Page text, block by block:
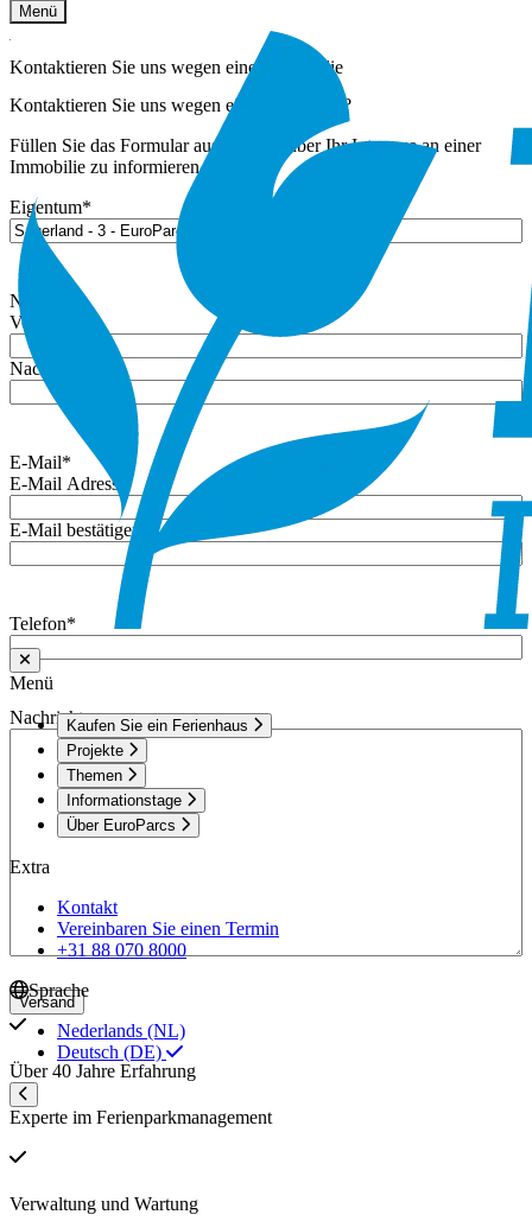
Menü
Menü
Kaufen Sie ein Ferienhaus
Projekte
Themen
Informationstage
Über EuroParcs
Extra
Kontakt
Vereinbaren Sie einen Termin
+31 88 070 8000
Sprache
Nederlands (NL)
Deutsch (DE)
Kontaktieren Sie uns wegen einer Immobilie
Kontaktieren Sie uns wegen einer Immobilie?
Füllen Sie das Formular aus, um uns über Ihr Interesse an einer
Immobilie zu informieren.
Eigentum*
Name
Vorname
Nachname
E-Mail*
E-Mail Adresse
E-Mail bestätigen
Telefon*
Nachricht
Versand
Über 40 Jahre Erfahrung
Experte im Ferienparkmanagement
Verwaltung und Wartung